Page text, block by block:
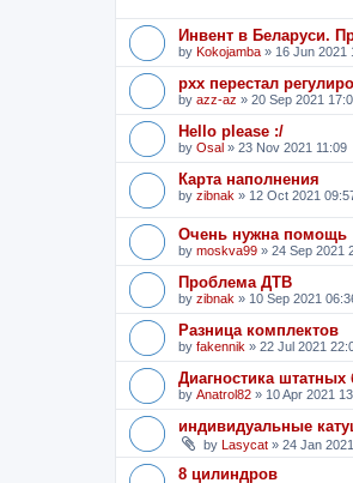
Инвент в Беларуси.
by Kokojamba » 16 Jun 2021
рхх перестал
by azz-az » 20 Sep 2021
Hello please :/
by Osal » 23 Nov 2021 11:09
Карта наполнения
by zibnak » 12 Oct 2021
Очень нужна помощь
by moskva99 » 24 Sep 2021
Проблема ДТВ
by zibnak » 10 Sep 2021
Разница комплектов
by fakennik » 22 Jul 2021
Диагностика
by Anatrol82 » 10 Apr 2021
индивидуальные
by Lasycat » 24 Jan
8 цилиндров